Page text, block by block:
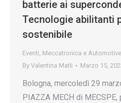
batterie ai
Tecnologie abilitanti
sostenibile
Eventi, Meccatronica e Automotive
By Valentina Matli Marzo 15,
Bologna, mercoledì 29
PIAZZA MECH di